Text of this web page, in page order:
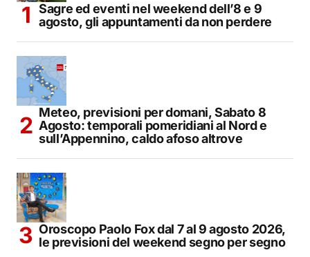
Sagre ed eventi nel weekend dell’8 e 9
agosto, gli appuntamenti da non perdere
Meteo, previsioni per domani, Sabato 8
Agosto: temporali pomeridiani al Nord e
sull’Appennino, caldo afoso altrove
Oroscopo Paolo Fox dal 7 al 9 agosto 2026,
le previsioni del weekend segno per segno